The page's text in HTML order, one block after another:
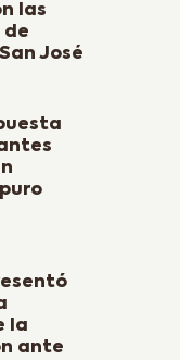
las
de
José
la
ante